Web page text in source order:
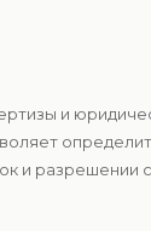
и
и разрешении